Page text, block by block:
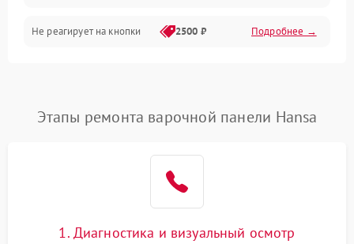
Не реагирует на кнопки 2500 ₽ Подробнее →
Этапы ремонта варочной панели Hansa
1. Диагностика и визуальный осмотр